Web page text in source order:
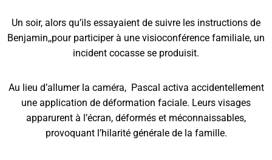
Un soir, alors qu’ils essayaient de suivre les instructions de
Benjamin,,pour participer à une visioconférence familiale, un
incident cocasse se produisit.
Au lieu d’allumer la caméra, Pascal activa accidentellement
une application de déformation faciale. Leurs visages
apparurent à l’écran, déformés et méconnaissables,
provoquant l’hilarité générale de la famille.